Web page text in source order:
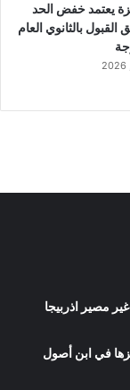
يعتمد خفض الحد
القبول بالثانوي العام
مصير اذربيجا
في ابن أصول